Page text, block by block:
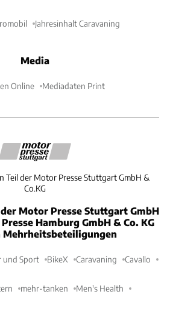
Jahresinhalt Caravaning
Media
Online Mediadaten Print
Teil der Motor Presse Stuttgart GmbH &
Co.KG
Motor Presse Stuttgart GmbH
Hamburg GmbH & Co. KG
Mehrheitsbeteiligungen
Sport BikeX Caravaning Cavallo
mehr-tanken Men's Health